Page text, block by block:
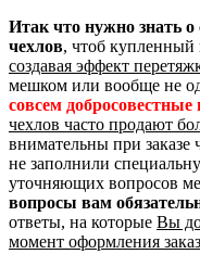
Итак что нужно знать о
чехлов, чтоб купленный
создавая эффект
мешком или вообще не
совсем
чехлов часто продают
внимательны при заказе
не заполнили
уточняющих вопросов
вопросы вам
ответы, на которые Вы
момент оформления